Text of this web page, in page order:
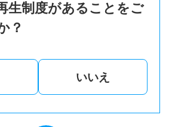
生制度があることをご
？
いいえ